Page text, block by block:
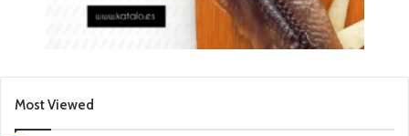
Most Viewed